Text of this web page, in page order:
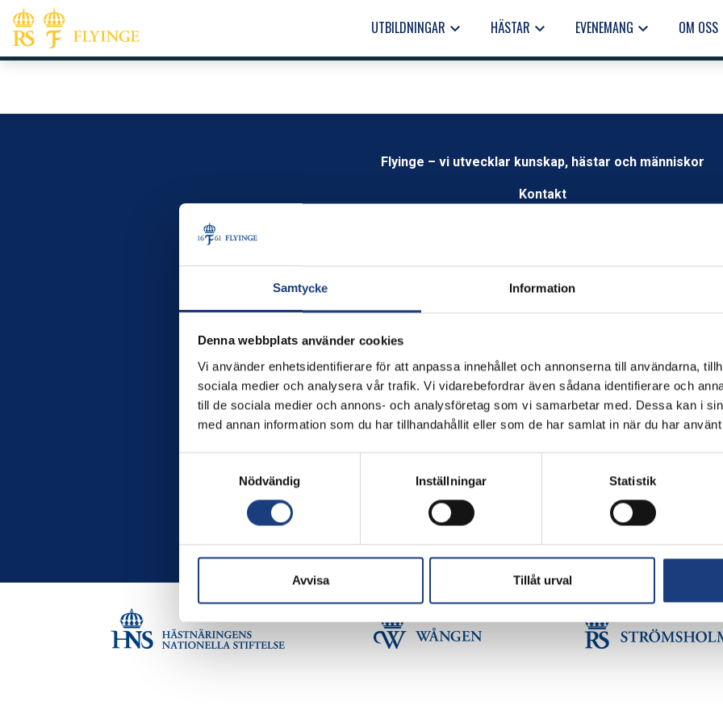
Samtycke Information
Denna webbplats använder cookies
Vi använder enhetsidentifierare för att anpassa innehållet och annonserna till användarna,
sociala medier och analysera vår trafik. Vi vidarebefordrar även sådana identifierare och
till de sociala medier och annons- och analysföretag som vi samarbetar med. Dessa kan i
med annan information som du har tillhandahållit eller som de har samlat in när du har
Nödvändig
Inställningar Statistik
Avvisa Tillåt urval
UTBILDNINGAR keyboard_arrow_down HÄSTAR keyboard_arrow_down EVENEMANG keyboard_arrow_down OM OSS
Flyinge – vi utvecklar kunskap, hästar och människor
Kontakt
Växel öppen 09.00 – 12.00
Öppettider
Måndag-fredag kl.8.00–16.00
Flyinge Kungsgård, 247 93, Flyinge
Stolt miljöcertifierad enligt ISO 14001
GDPR